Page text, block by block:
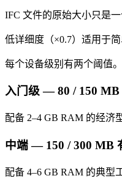
IFC 文件的原始大小只是
低详细度（×0.7）适用于
每个设备级别有两个阈值
入门级 — 80 / 150 MB
配备 2–4 GB RAM 的经济
中端 — 150 / 300 MB
配备 4–6 GB RAM 的典型